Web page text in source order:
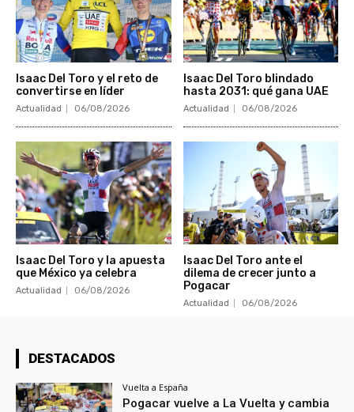
Isaac Del Toro y el reto de
convertirse en líder
Actualidad 06/08/2026
Isaac Del Toro blindado
hasta 2031: qué gana UAE
Actualidad 06/08/2026
Isaac Del Toro y la apuesta
que México ya celebra
Actualidad 06/08/2026
Isaac Del Toro ante el
dilema de crecer junto a
Pogacar
Actualidad 06/08/2026
DESTACADOS
Vuelta a España
Pogacar vuelve a La Vuelta y cambia